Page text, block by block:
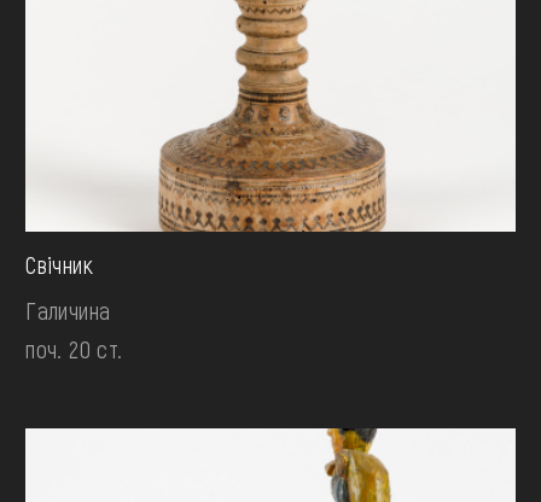
Свічник
Галичина
поч. 20 ст.